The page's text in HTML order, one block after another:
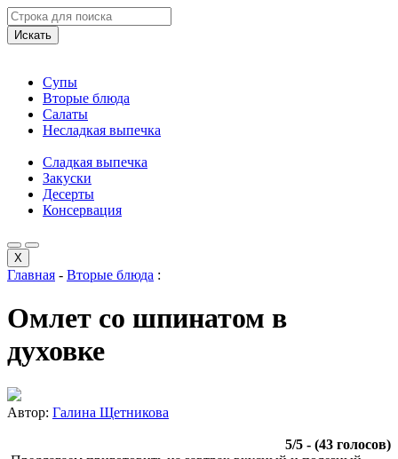
Искать
Супы
Вторые блюда
Салаты
Несладкая выпечка
Сладкая выпечка
Закуски
Десерты
Консервация
X
Главная - Вторые блюда :
Омлет со шпинатом в
духовке
Автор: Галина Щетникова
5/5 - (43 голосов)